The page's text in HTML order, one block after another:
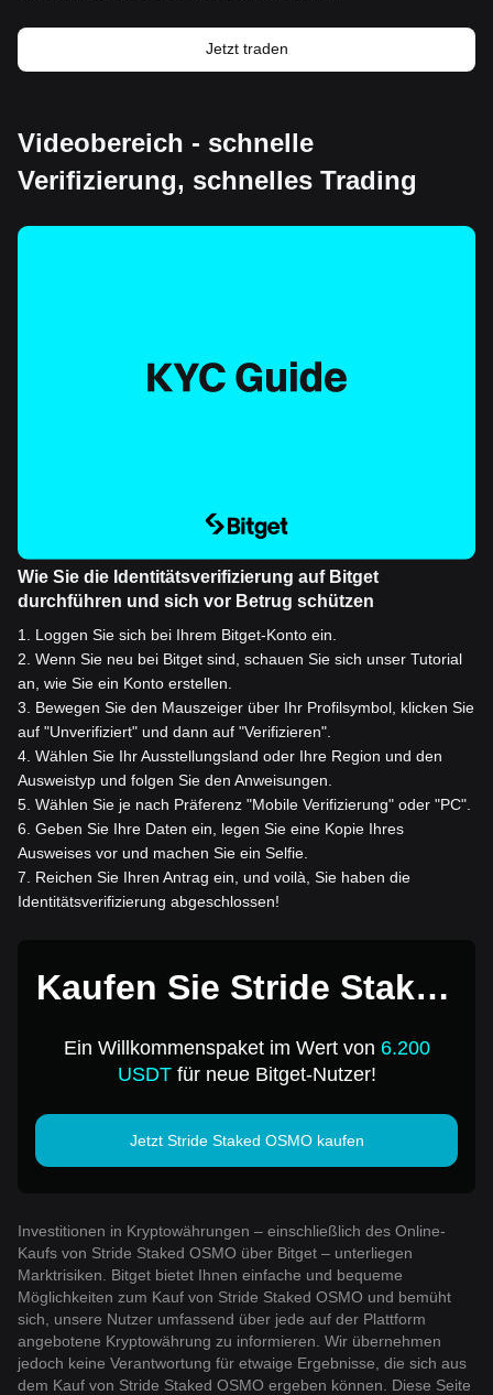
Jetzt traden
Videobereich - schnelle
Verifizierung, schnelles Trading
Wie Sie die Identitätsverifizierung auf Bitget
durchführen und sich vor Betrug schützen
1
Loggen Sie sich bei Ihrem Bitget-Konto ein.
2 Wenn Sie neu bei Bitget sind, schauen Sie sich unser Tutorial
an, wie Sie ein Konto erstellen.
3
Bewegen Sie den Mauszeiger über Ihr Profilsymbol, klicken Sie
auf "Unverifiziert" und dann auf "Verifizieren".
4 Wählen Sie Ihr Ausstellungsland oder Ihre Region und den
Ausweistyp und folgen Sie den Anweisungen.
5 Wählen Sie je nach Präferenz "Mobile Verifizierung" oder "PC".
6 Geben Sie Ihre Daten ein, legen Sie eine Kopie Ihres
Ausweises vor und machen Sie ein Selfie.
7
Reichen Sie Ihren Antrag ein, und voilà, Sie haben die
Identitätsverifizierung abgeschlossen!
Kaufen Sie Stride Staked
Ein Willkommenspaket im Wert von 6.200
USDTfür neue Bitget-Nutzer!
Jetzt Stride Staked OSMO kaufen
Investitionen in Kryptowährungen – einschließlich des Online-
Kaufs von Stride Staked OSMO über Bitget – unterliegen
Marktrisiken. Bitget bietet Ihnen einfache und bequeme
Möglichkeiten zum Kauf von Stride Staked OSMO und bemüht
sich, unsere Nutzer umfassend über jede auf der Plattform
angebotene Kryptowährung zu informieren. Wir übernehmen
jedoch keine Verantwortung für etwaige Ergebnisse, die sich aus
dem Kauf von Stride Staked OSMO ergeben können. Diese Seite